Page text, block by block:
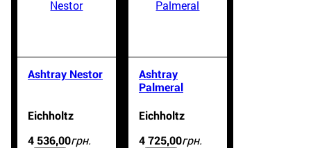
Ashtray Nestor
Eichholtz
4 536,00грн.
Ashtray
Palmeral
Eichholtz
4 725,00грн.